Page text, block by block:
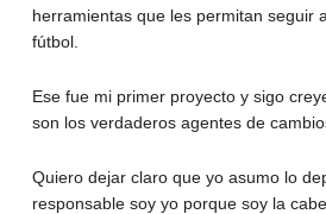
herramientas que les permitan seguir
fútbol.
Ese fue mi primer proyecto y sigo
son los verdaderos agentes de
Quiero dejar claro que yo asumo lo
responsable soy yo porque soy la